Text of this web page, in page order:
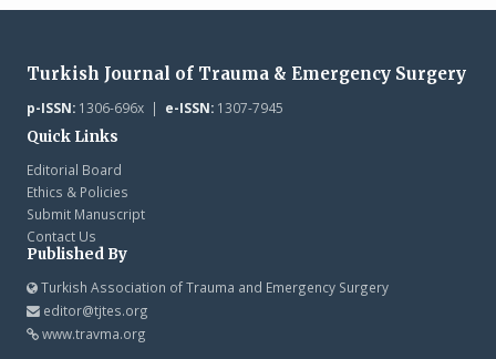
Turkish Journal of Trauma & Emergency Surgery
p-ISSN:1306-696x | e-ISSN:1307-7945
Quick Links
Editorial Board
Ethics & Policies
Submit Manuscript
Contact Us
Published By
Turkish Association of Trauma and Emergency Surgery
editor@tjtes.org
www.travma.org